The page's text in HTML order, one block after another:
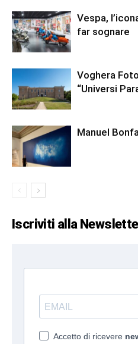
Vespa,
far sognare
Voghera
“Universi
Manuel
Iscriviti alla